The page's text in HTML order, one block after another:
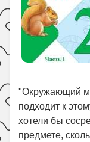
"Окружающий
подходит к
хотели бы
предмете,